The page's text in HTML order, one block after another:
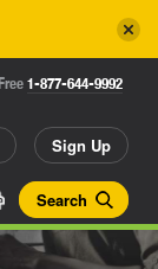
1-877-644-9992
Sign Up
Search